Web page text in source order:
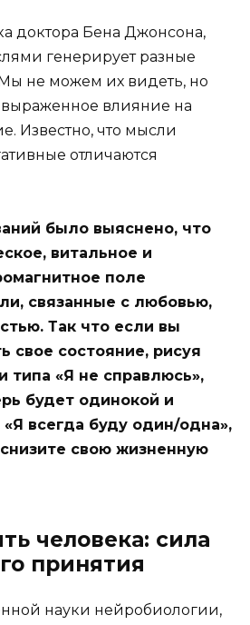
доктора Бена Джонсона,
генерирует разные
не можем их видеть, но
выраженное влияние на
Известно, что мысли
отличаются
было выяснено, что
витальное и
поле
связанные с любовью,
Так что если вы
свое состояние, рисуя
типа «Я не справлюсь»,
будет одинокой и
«Я всегда буду один/одна»,
свою жизненную
человека: сила
принятия
науки нейробиологии,